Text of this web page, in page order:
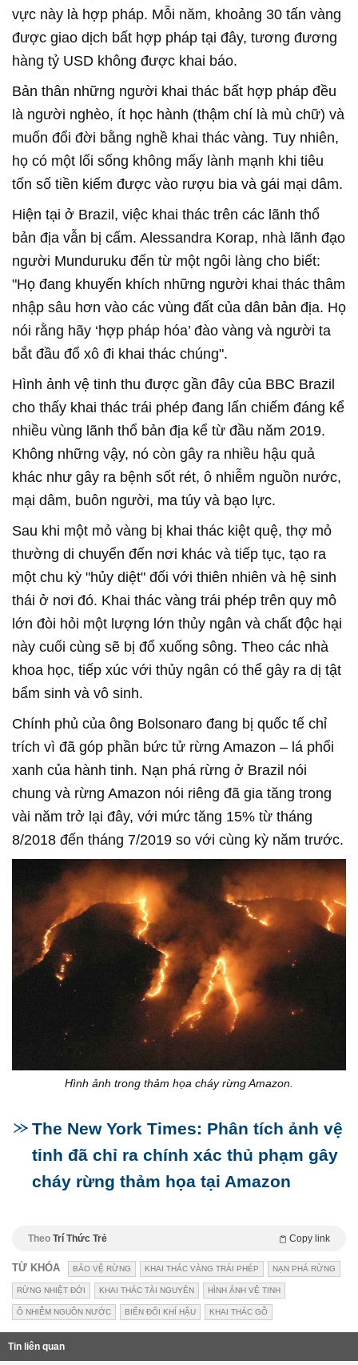
vực này là hợp pháp. Mỗi năm, khoảng 30 tấn vàng
được giao dịch bất hợp pháp tại đây, tương đương
hàng tỷ USD không được khai báo.
Bản thân những người khai thác bất hợp pháp đều
là người nghèo, ít học hành (thậm chí là mù chữ) và
muốn đổi đời bằng nghề khai thác vàng. Tuy nhiên,
họ có một lối sống không mấy lành mạnh khi tiêu
tốn số tiền kiếm được vào rượu bia và gái mại dâm.
Hiện tại ở Brazil, việc khai thác trên các lãnh thổ
bản địa vẫn bị cấm. Alessandra Korap, nhà lãnh đạo
người Munduruku đến từ một ngôi làng cho biết:
"Họ đang khuyến khích những người khai thác thâm
nhập sâu hơn vào các vùng đất của dân bản địa. Họ
nói rằng hãy ‘hợp pháp hóa’ đào vàng và người ta
bắt đầu đổ xô đi khai thác chúng".
Hình ảnh vệ tinh thu được gần đây của BBC Brazil
cho thấy khai thác trái phép đang lấn chiếm đáng kể
nhiều vùng lãnh thổ bản địa kể từ đầu năm 2019.
Không những vậy, nó còn gây ra nhiều hậu quả
khác như gây ra bệnh sốt rét, ô nhiễm nguồn nước,
mại dâm, buôn người, ma túy và bạo lực.
Sau khi một mỏ vàng bị khai thác kiệt quệ, thợ mỏ
thường di chuyển đến nơi khác và tiếp tục, tạo ra
một chu kỳ "hủy diệt" đối với thiên nhiên và hệ sinh
thái ở nơi đó. Khai thác vàng trái phép trên quy mô
lớn đòi hỏi một lượng lớn thủy ngân và chất độc hại
này cuối cùng sẽ bị đổ xuống sông. Theo các nhà
khoa học, tiếp xúc với thủy ngân có thể gây ra dị tật
bẩm sinh và vô sinh.
Chính phủ của ông Bolsonaro đang bị quốc tế chỉ
trích vì đã góp phần bức tử rừng Amazon – lá phổi
xanh của hành tinh. Nạn phá rừng ở Brazil nói
chung và rừng Amazon nói riêng đã gia tăng trong
vài năm trở lại đây, với mức tăng 15% từ tháng
8/2018 đến tháng 7/2019 so với cùng kỳ năm trước.
Hình ảnh trong thảm họa cháy rừng Amazon.
The New York Times: Phân tích ảnh vệ
tinh đã chỉ ra chính xác thủ phạm gây
cháy rừng thảm họa tại Amazon
Theo Trí Thức Trẻ Copy link
TỪ KHÓA BẢO VỆ RỪNG KHAI THÁC VÀNG TRÁI PHÉP NẠN PHÁ RỪNG
RỪNG NHIỆT ĐỚI KHAI THÁC TÀI NGUYÊN HÌNH ẢNH VỆ TINH
Ô NHIỄM NGUỒN NƯỚC BIẾN ĐỔI KHÍ HẬU KHAI THÁC GỖ
Tin liên quan